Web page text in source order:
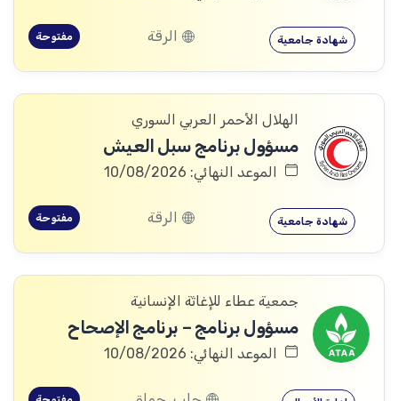
شهادة جامعية الرقة مفتوحة
الهلال الأحمر العربي السوري
مسؤول برنامج سبل العيش
الموعد النهائي: 10/08/2026
شهادة جامعية الرقة مفتوحة
جمعية عطاء للإغاثة الإنسانية
مسؤول برنامج – برنامج الإصحاح
الموعد النهائي: 10/08/2026